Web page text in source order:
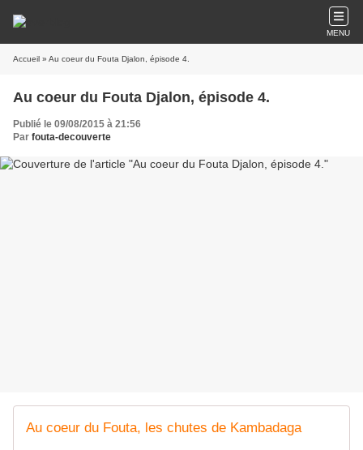
MENU
Accueil » Au coeur du Fouta Djalon, épisode 4.
Au coeur du Fouta Djalon, épisode 4.
Publié le 09/08/2015 à 21:56
Par fouta-decouverte
Au coeur du Fouta, les chutes de Kambadaga